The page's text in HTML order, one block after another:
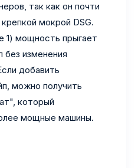
так как он почти
мокрой DSG.
1) мощность прыгает
без изменения
добавить
можно получить
который
мощные машины.